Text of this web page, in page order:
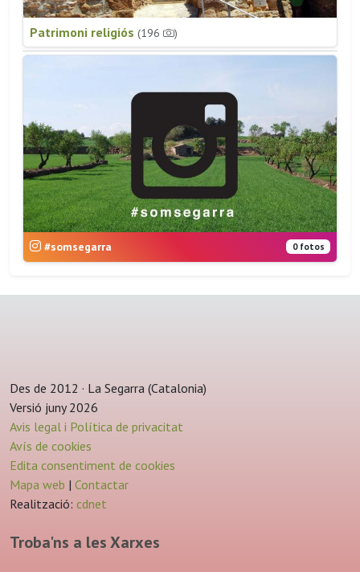
Patrimoni religiós (196 )
#somsegarra 0 fotos
Des de 2012 · La Segarra (Catalonia)
Versió juny 2026
Avis legal i Política de privacitat
Avís de cookies
Edita consentiment de cookies
Mapa web | Contactar
Realització: cdnet
Troba'ns a les Xarxes